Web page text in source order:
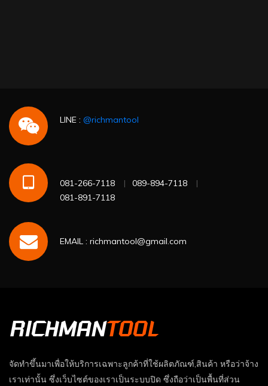
LINE : @richmantool
081-266-7118
089-894-7118
081-891-7118
EMAIL : richmantool@gmail.com
จัดทำขึ้นมาเพื่อให้บริการเฉพาะลูกค้าที่ใช้ผลิตภัณฑ์,สินค้า หรือว่าจ้าง
เราเท่านั้น ซึ่งเว็บไซต์ของเราเป็นระบบปิด ซึ่งถือว่าเป็นพื้นที่ส่วน